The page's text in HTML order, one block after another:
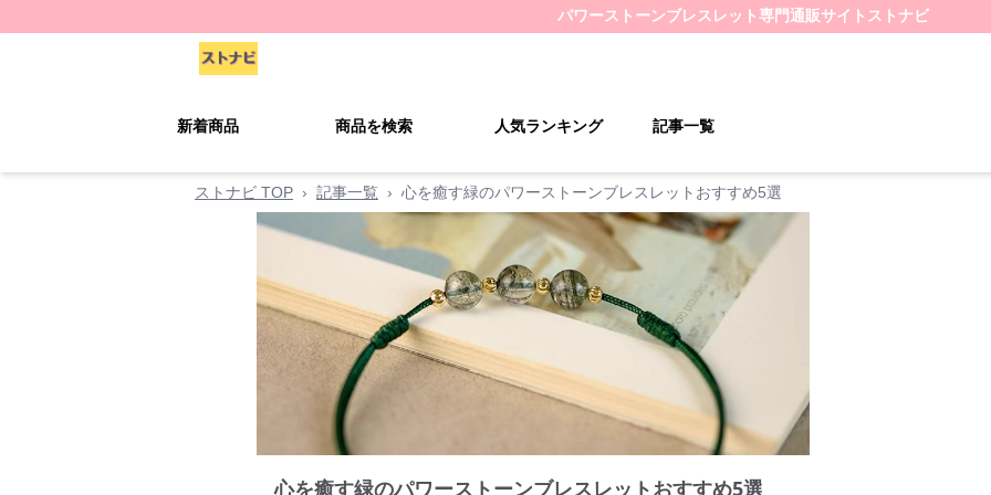
パワーストーンブレスレット専門通販サイト ストナビ
新着商品 商品を検索 人気ランキング 記事一覧
ストナビ TOP › 記事一覧 › 心を癒す緑のパワーストーンブレスレットおすすめ5選
心を癒す緑のパワーストーンブレスレットおすすめ5選